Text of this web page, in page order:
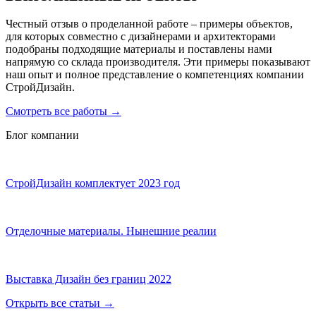
Честный отзыв о проделанной работе – примеры объектов,
для которых совместно с дизайнерами и архитекторами
подобраны подходящие материалы и поставлены нами
напрямую со склада производителя. Эти примеры показывают
наш опыт и полное представление о компетенциях компании
СтройДизайн.
Смотреть все работы →
Блог компании
СтройДизайн комплектует 2023 год
Отделочные материалы. Нынешние реалии
Выставка Дизайн без границ 2022
Открыть все статьи →